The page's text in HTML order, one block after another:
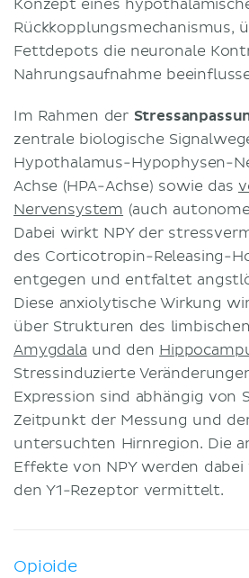
Konzept eines
Rückkopplungsmechanismus,
Fettdepots die neuronale
Nahrungsaufnahme
Im Rahmen der
zentrale biologische
Hypothalamus-Hypophysen-
Achse (HPA-Achse) sowie das
Nervensystem (auch
Dabei wirkt NPY der
des Corticotropin-Releasing-
entgegen und entfaltet
Diese anxiolytische Wirkung
über Strukturen des
Amygdala und den
Stressinduzierte
Expression sind abhängig von
Zeitpunkt der Messung und
untersuchten Hirnregion. Die
Effekte von NPY werden
den Y1-Rezeptor vermittelt.
Opioide